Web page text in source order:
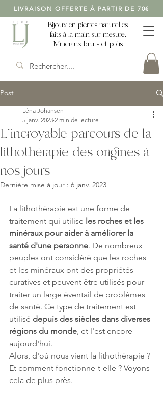
LIVRAISON OFFERTE À PARTIR DE 70€
Bijoux en pierres naturelles
faits à la main sur mesure,
Minéraux bruts et polis
Post
L'incroyable parcours de la
lithothérapie des origines à
nos jours
Léna Johansen
5 janv. 2023 2 min de lecture
Dernière mise à jour : 6 janv. 2023
La lithothérapie est une forme de
traitement qui utilise les roches et les
minéraux pour aider à améliorer la
santé d'une personne. De nombreux
peuples ont considéré que les roches
et les minéraux ont des propriétés
curatives et peuvent être utilisés pour
traiter un large éventail de problèmes
de santé. Ce type de traitement est
utilisé depuis des siècles dans diverses
régions du monde , et l'est encore
aujourd'hui.
Alors, d'où nous vient la lithothérapie ?
Et comment fonctionne-t-elle ? Voyons
cela de plus près.